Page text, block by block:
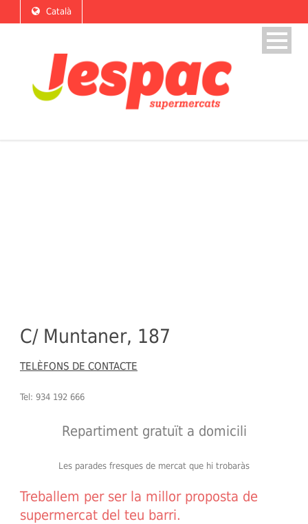
Català
C/ Muntaner, 187
TELÈFONS DE CONTACTE
Tel: 934 192 666
Repartiment gratuït a domicili
Les parades fresques de mercat que hi trobaràs
Treballem per ser la millor proposta de
supermercat del teu barri.